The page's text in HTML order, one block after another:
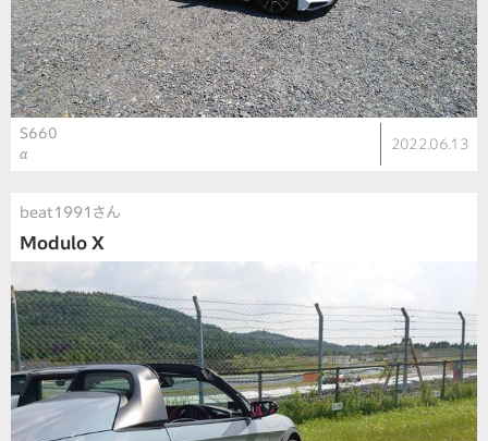
S660
α
2022.06.13
beat1991さん
Modulo X